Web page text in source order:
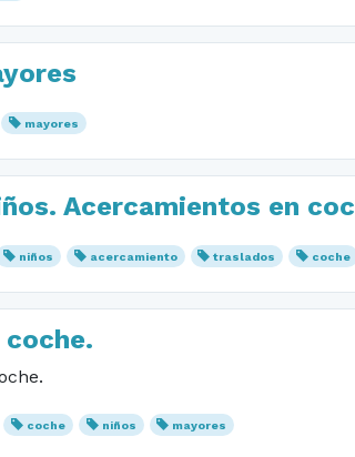
mayores
Acercamientos en
niños acercamiento traslados coche
coche niños mayores